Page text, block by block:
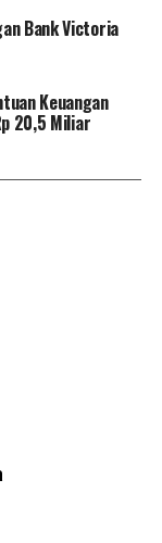
Bank Victoria
Keuangan
20,5 Miliar